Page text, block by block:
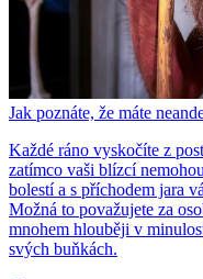
Jak poznáte, že máte
Každé ráno vyskočíte z
zatímco vaši blízcí
bolestí a s příchodem jara
Možná to považujete za
mnohem hlouběji v
svých buňkách.